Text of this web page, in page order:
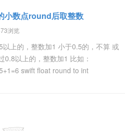
小数点round后取整数
浏览
上的，整数加1 小于0.5的，不算 或
0.8以上的，整数加1 比如：
swift float round to int